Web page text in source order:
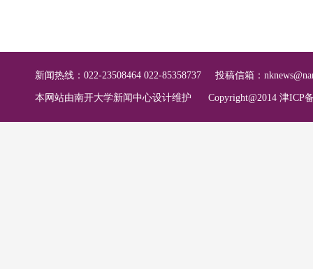
新闻热线：022-23508464 022-85358737 投稿信箱：
本网站由南开大学新闻中心设计维护 Copyright@2014 津ICP